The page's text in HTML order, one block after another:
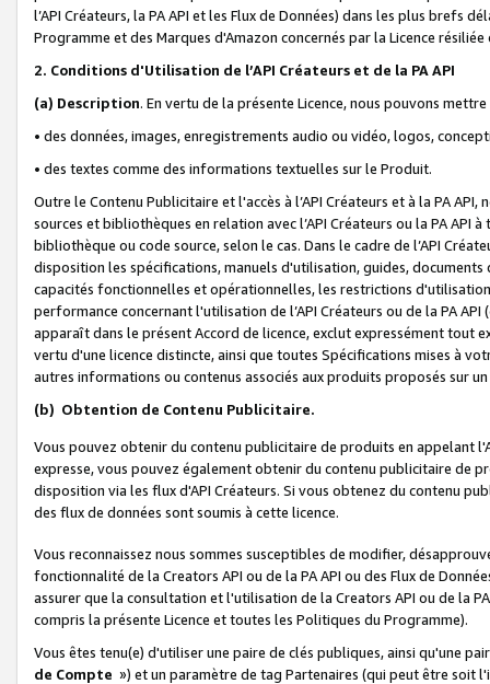
l’API Créateurs, la PA API et les Flux de Données) dans les plus
Programme et des Marques d'Amazon concernés par la Licence
2. Conditions d'Utilisation de l’API Créateurs et de la PA API
(a) Description. En vertu de la présente Licence, nous pouvons
• des données, images, enregistrements audio ou vidéo, logos,
• des textes comme des informations textuelles sur le Produit.
Outre le Contenu Publicitaire et l'accès à l’API Créateurs et à la PA
sources et bibliothèques en relation avec l’API Créateurs ou la PA
bibliothèque ou code source, selon le cas. Dans le cadre de l’API
disposition les spécifications, manuels d'utilisation, guides,
capacités fonctionnelles et opérationnelles, les restrictions
performance concernant l'utilisation de l’API Créateurs ou de la PA
apparaît dans le présent Accord de licence, exclut expressément tout
vertu d'une licence distincte, ainsi que toutes Spécifications mises à
autres informations ou contenus associés aux produits proposés sur
(b) Obtention de Contenu Publicitaire.
Vous pouvez obtenir du contenu publicitaire de produits en appelant
expresse, vous pouvez également obtenir du contenu publicitaire de
disposition via les flux d'API Créateurs. Si vous obtenez du contenu
des flux de données sont soumis à cette licence.
Vous reconnaissez nous sommes susceptibles de modifier,
fonctionnalité de la Creators API ou de la PA API ou des Flux de
assurer que la consultation et l'utilisation de la Creators API ou de la
compris la présente Licence et toutes les Politiques du Programme).
Vous êtes tenu(e) d'utiliser une paire de clés publiques, ainsi qu'une
de Compte ») et un paramètre de tag Partenaires (qui peut être soit